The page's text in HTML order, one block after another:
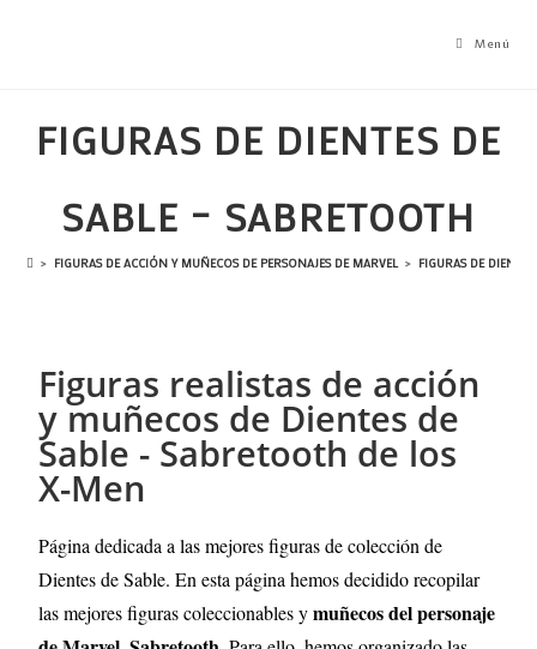
Menú
FIGURAS DE DIENTES DE
SABLE – SABRETOOTH
> FIGURAS DE ACCIÓN Y MUÑECOS DE PERSONAJES DE MARVEL > FIGURAS DE
Figuras realistas de acción
y muñecos de Dientes de
Sable - Sabretooth de los
X-Men
Página dedicada a las mejores figuras de colección de
Dientes de Sable. En esta página hemos decidido recopilar
las mejores figuras coleccionables ymuñecos del personaje